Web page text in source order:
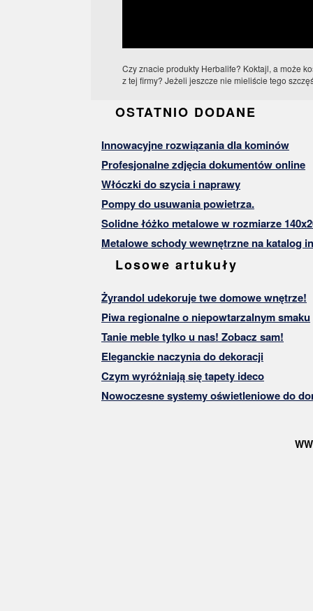
Czy znacie produkty Herbalife? Koktajl, a może
z tej firmy? Jeżeli jeszcze nie mieliście tego
OSTATNIO DODANE
Innowacyjne rozwiązania dla kominów
Profesjonalne zdjęcia dokumentów online
Włóczki do szycia i naprawy
Pompy do usuwania powietrza.
Solidne łóżko metalowe w rozmiarze
Metalowe schody wewnętrzne na katalog
Losowe artukuły
Żyrandol udekoruje twe domowe wnętrze!
Piwa regionalne o niepowtarzalnym smaku
Tanie meble tylko u nas! Zobacz sam!
Eleganckie naczynia do dekoracji
Czym wyróżniają się tapety ideco
Nowoczesne systemy oświetleniowe do